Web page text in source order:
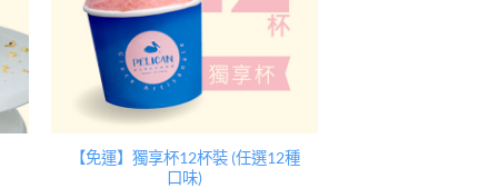
【免運】獨享杯12杯裝 (任選12種
口味)